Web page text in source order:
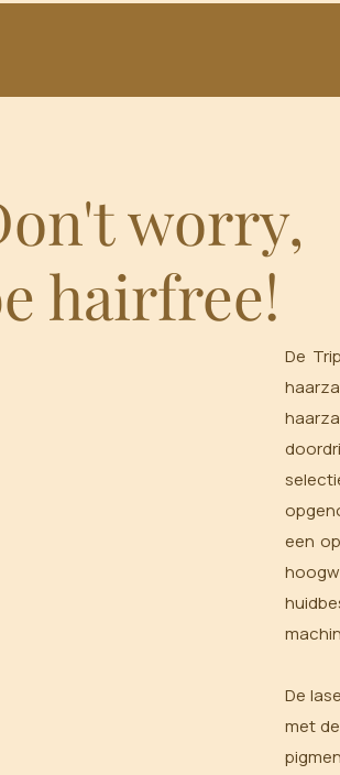
worry,
hairfree!
De
een
De
met